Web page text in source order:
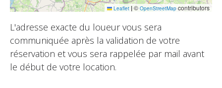
Leaflet |© OpenStreetMap contributors
L'adresse exacte du loueur vous sera
communiquée après la validation de votre
réservation et vous sera rappelée par mail avant
le début de votre location.